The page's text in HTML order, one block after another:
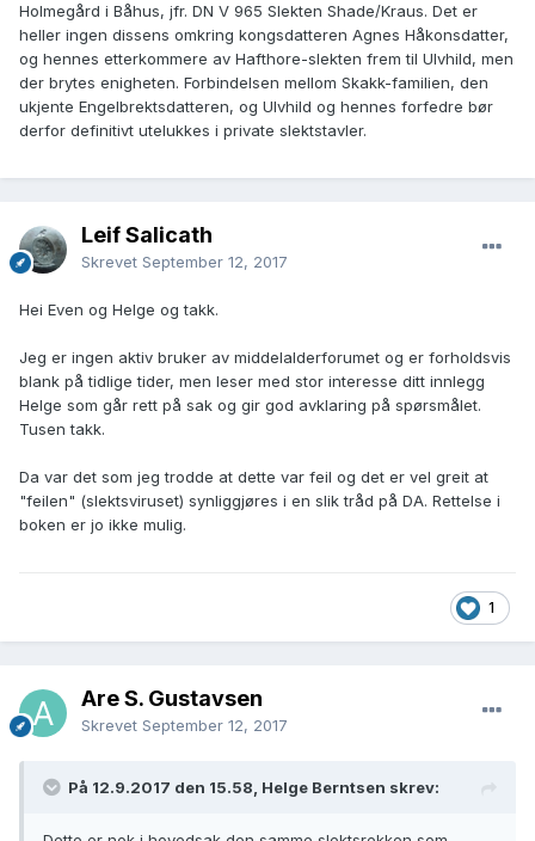
Holmegård i Båhus, jfr. DN V 965 Slekten Shade/Kraus. Det er
heller ingen dissens omkring kongsdatteren Agnes Håkonsdatter,
og hennes etterkommere av Hafthore-slekten frem til Ulvhild, men
der brytes enigheten. Forbindelsen mellom Skakk-familien, den
ukjente Engelbrektsdatteren, og Ulvhild og hennes forfedre bør
derfor definitivt utelukkes i private slektstavler.
Leif Salicath
Skrevet September 12, 2017
Hei Even og Helge og takk.
Jeg er ingen aktiv bruker av middelalderforumet og er forholdsvis
blank på tidlige tider, men leser med stor interesse ditt innlegg
Helge som går rett på sak og gir god avklaring på spørsmålet.
Tusen takk.
Da var det som jeg trodde at dette var feil og det er vel greit at
"feilen" (slektsviruset) synliggjøres i en slik tråd på DA. Rettelse i
boken er jo ikke mulig.
1
Are S. Gustavsen
Skrevet September 12, 2017
På 12.9.2017 den 15.58, Helge Berntsen skrev: